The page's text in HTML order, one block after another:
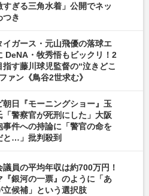
すぎる三角水着」公開でネッ
つき
イガース・元山飛優の落球エ
DeNA・牧秀悟もビックリ！2
指す藤川球児監督の“泣きどこ
ァン《鳥谷2世求む》
朝日『モーニングショー』玉
「警察官が死刑にした」大阪
事件への持論に「警官の命を
と…」批判殺到
議員の平均年収は約700万円！
『銀河の一票』のように「あ
立候補」という選択肢